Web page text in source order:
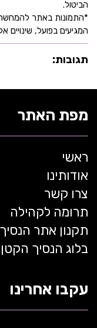
הביטול.
*התמונות באתר להמחשה
המגיעים בפועל, שינויים
תגובות:
מפת האתר
ראשי
אודותינו
צרו קשר
תרומה לקהילה
תקנון אתר
בלוג הנסיך הקטן
עקבו אחרינו